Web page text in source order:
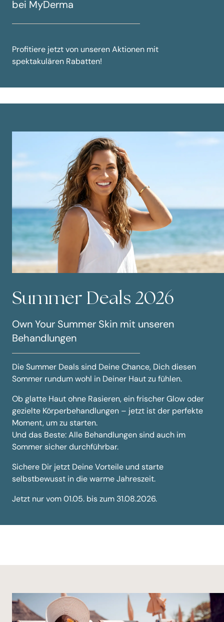
bei MyDerma
Profitiere jetzt von unseren Aktionen mit
spektakulären Rabatten!
Summer Deals 2026
Own Your Summer Skin mit unseren
Behandlungen
Die Summer Deals sind Deine Chance, Dich diesen
Sommer rundum wohl in Deiner Haut zu fühlen.
Ob glatte Haut ohne Rasieren, ein frischer Glow oder
gezielte Körperbehandlungen – jetzt ist der perfekte
Moment, um zu starten.
Und das Beste: Alle Behandlungen sind auch im
Sommer sicher durchführbar.
Sichere Dir jetzt Deine Vorteile und starte
selbstbewusst in die warme Jahreszeit.
Jetzt nur vom 01.05. bis zum 31.08.2026.